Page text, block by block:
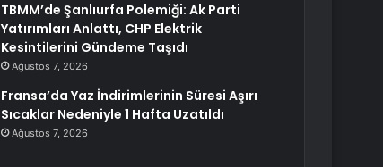
TBMM’de Şanlıurfa Polemiği: Ak Parti
Yatırımları Anlattı, CHP Elektrik
Kesintilerini Gündeme Taşıdı
Ağustos 7, 2026
Fransa’da Yaz İndirimlerinin Süresi Aşırı
Sıcaklar Nedeniyle 1 Hafta Uzatıldı
Ağustos 7, 2026